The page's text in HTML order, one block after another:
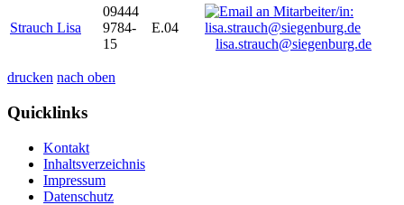
Strauch Lisa
09444
9784-
15
E.04
lisa.strauch@siegenburg.de
drucken nach oben
Quicklinks
Kontakt
Inhaltsverzeichnis
Impressum
Datenschutz